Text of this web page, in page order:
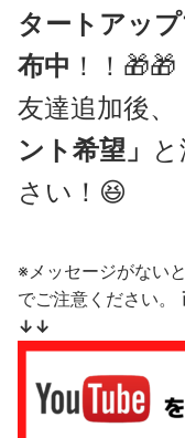
タートアップ
布中 ！！🎁🎁
友達追加後
ント希望」
さい！😆
※メッセージがない
でご注意ください。
↓↓